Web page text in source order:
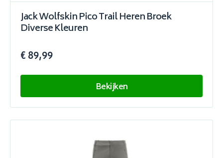
Jack Wolfskin Pico Trail Heren Broek
Diverse Kleuren
€ 89,99
Bekijken